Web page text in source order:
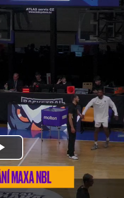
Přehrát
video